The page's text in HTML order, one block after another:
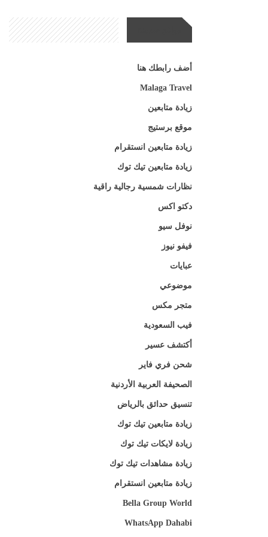
أضف رابطك هنا
Malaga Travel
زيادة متابعين
موقع برستيج
زيادة متابعين انستقرام
زيادة متابعين تيك توك
نظارات شمسية رجالية راقية
دكتو اكس
نوفل سيو
فيفو نيوز
عبايات
موضوعي
متجر مكس
فيب السعودية
أكتشف عسير
شحن فري فاير
الصحيفة العربية الأردنية
تنسيق حدائق بالرياض
زيادة متابعين تيك توك
زيادة لايكات تيك توك
زيادة مشاهدات تيك توك
زيادة متابعين انستقرام
Bella Group World
WhatsApp Dahabi